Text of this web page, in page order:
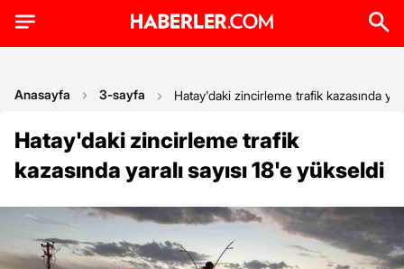
Anasayfa 3-sayfa Hatay'daki zincirleme trafik kazasında
Hatay'daki zincirleme trafik
kazasında yaralı sayısı 18'e yükseldi